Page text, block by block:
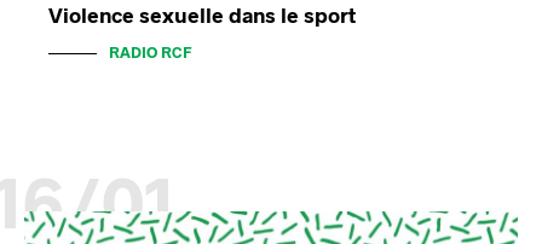
Violence sexuelle dans le sport
RADIO RCF
01